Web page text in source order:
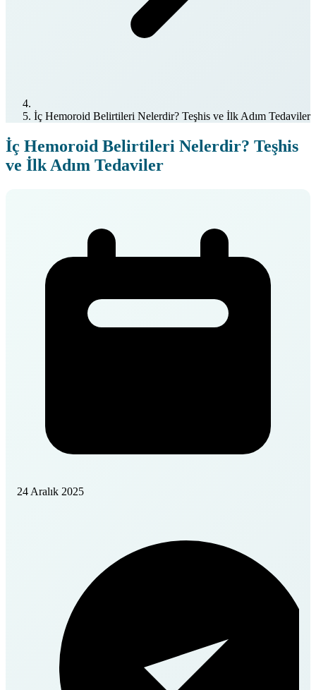
İç Hemoroid Belirtileri Nelerdir? Teşhis ve İlk Adım Tedaviler
İç Hemoroid Belirtileri Nelerdir? Teşhis
ve İlk Adım Tedaviler
24 Aralık 2025